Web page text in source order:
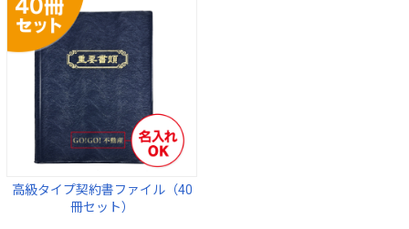
高級タイプ契約書ファイル（40
冊セット）